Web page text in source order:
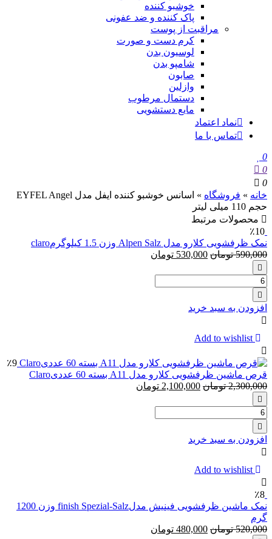
خوشبو کننده
پاک کننده و ضد عفونی
مراقبت از پوست
کرم دست و صورت
لوسیون بدن
شامپو بدن
صابون
وازلین
دستمال مرطوب
مایع دستشویی
نماد اعتماد
تماس با ما
0
0
0
خانه » فروشگاه »
اسانس خوشبو کننده ایفل مدل EYFEL Angel
حجم 110 میلی لیتر
محصولات مرتبط
٪10
نمک ظرفشویی کلارو مدل Alpen Salz وزن 1.5 کیلوگرمclaro
590,000 تومان 530,000 تومان
تعداد:
نمک
ظرفشویی
کلارو
مدل
Alpen
Salz
وزن
1.5
کیلوگرمclaro
افزودن به سبد خرید
Add to wishlist
٪9
قرص ماشین ظرفشویی کلارو مدل A11 بسته 60 عددیClaro
2,300,000 تومان 2,100,000 تومان
تعداد:
قرص
ماشین
ظرفشویی
کلارو
مدل
A11
بسته
60
عددیClaro
افزودن به سبد خرید
Add to wishlist
٪8
نمک ماشین ظرفشویی فینیش مدلfinish Spezial-Salz وزن 1200
گرم
520,000 تومان 480,000 تومان